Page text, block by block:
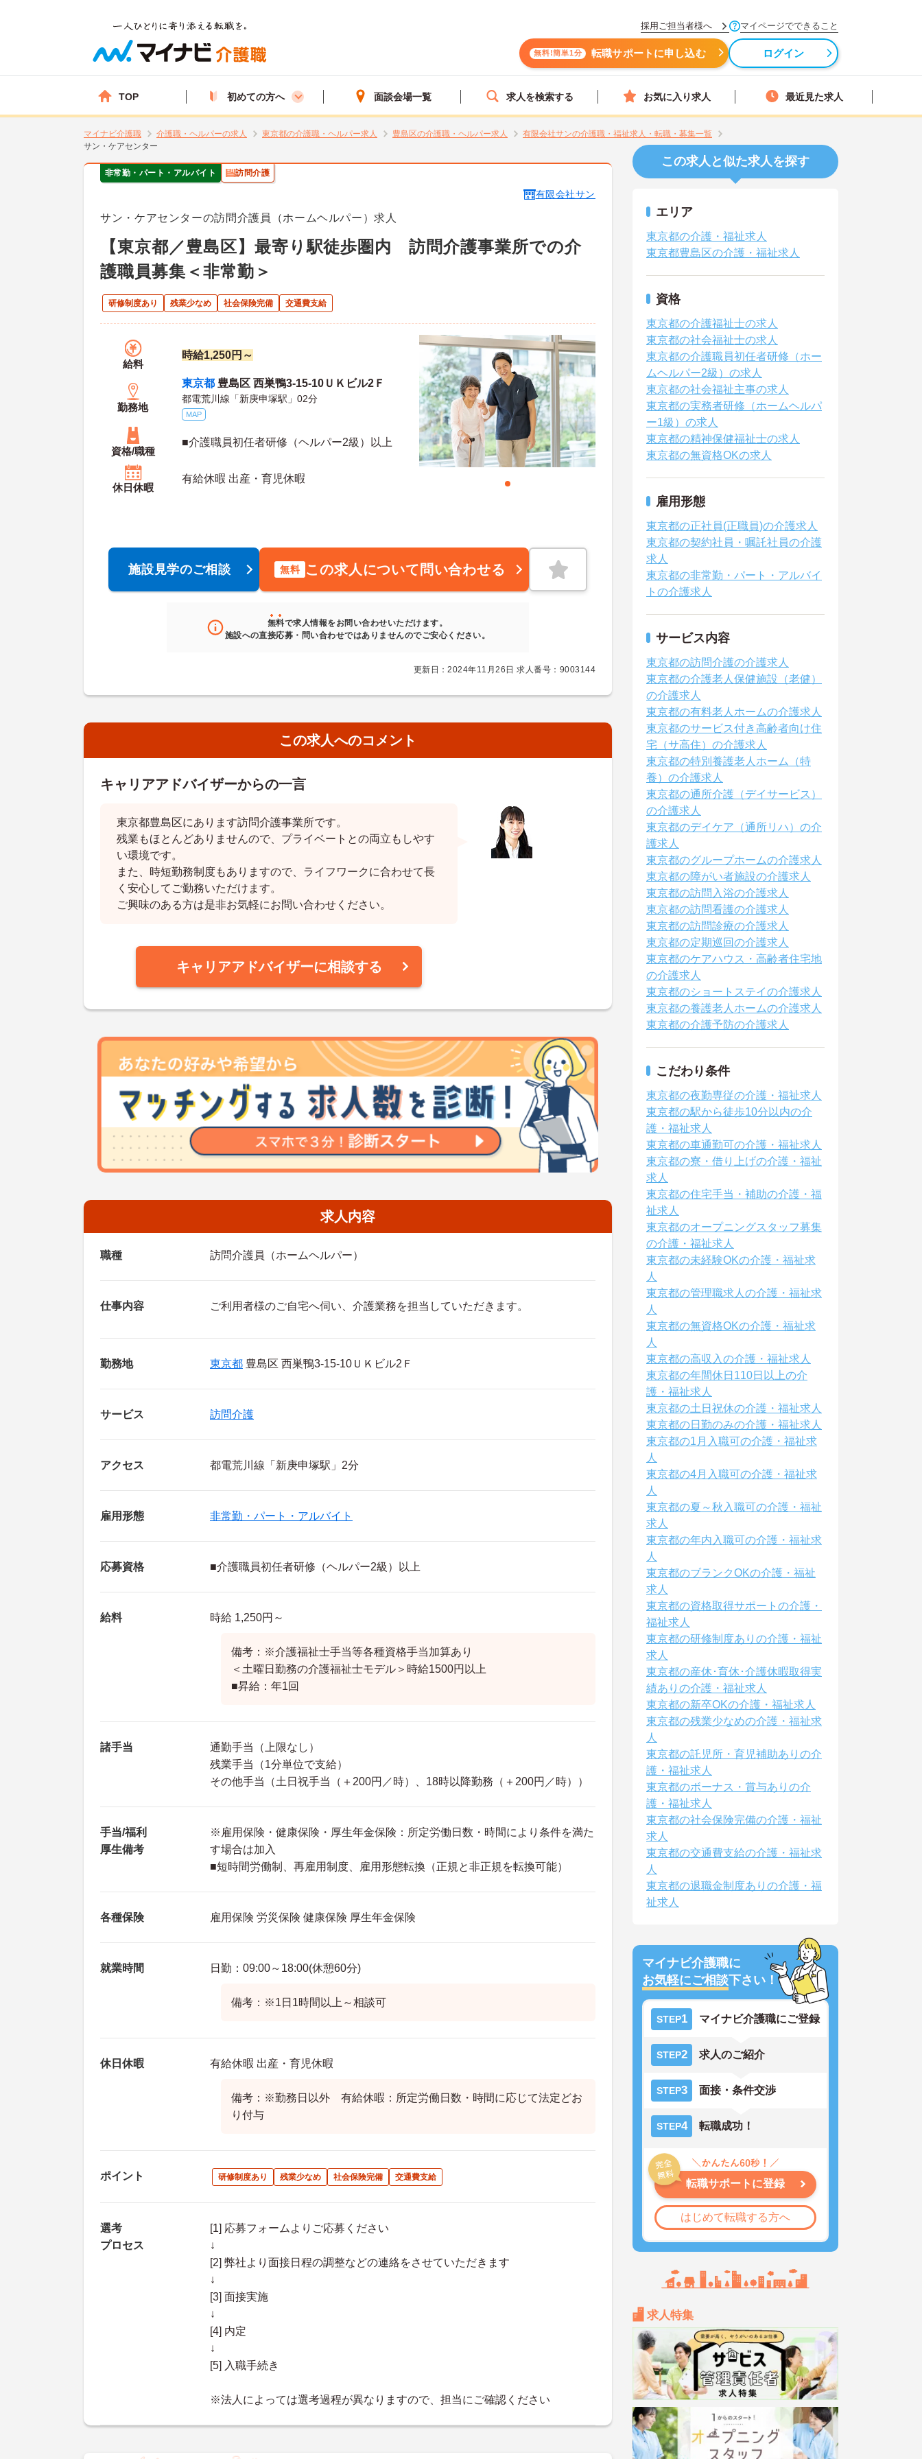
採用ご担当者様へ マイページでできること
無料!簡単1分 転職サポートに申し込む ログイン
TOP 初めての方へ 面談会場一覧 求人を検索する お気に入り求人 最近見た求人
マイナビ介護職 介護職・ヘルパーの求人 東京都の介護職・ヘルパー求人 豊島区の介護職・ヘルパー求人
有限会社サンの介護職・福祉求人・転職・募集一覧
サン・ケアセンター
非常勤・パート・アルバイト 訪問介護
有限会社サン
サン・ケアセンターの訪問介護員（ホームヘルパー）求人
【東京都／豊島区】最寄り駅徒歩圏内 訪問介護事業所での介
護職員募集＜非常勤＞
研修制度あり 残業少なめ 社会保険完備 交通費支給
給料
時給1,250円～
勤務地
東京都 豊島区 西巣鴨3-15-10ＵＫビル2Ｆ
都電荒川線「新庚申塚駅」02分
MAP
資格/職種
■介護職員初任者研修（ヘルパー2級）以上
休日休暇
有給休暇 出産・育児休暇
施設見学のご相談 無料 この求人について問い合わせる
無料で求人情報をお問い合わせいただけます。
施設への直接応募・問い合わせではありませんのでご安心ください。
更新日：2024年11月26日 求人番号：9003144
この求人へのコメント
キャリアアドバイザーからの一言
東京都豊島区にあります訪問介護事業所です。
残業もほとんどありませんので、プライベートとの両立もしやす
い環境です。
また、時短勤務制度もありますので、ライフワークに合わせて長
く安心してご勤務いただけます。
ご興味のある方は是非お気軽にお問い合わせください。
キャリアアドバイザーに相談する
求人内容
職種 訪問介護員（ホームヘルパー）
仕事内容 ご利用者様のご自宅へ伺い、介護業務を担当していただきます。
勤務地 東京都 豊島区 西巣鴨3-15-10ＵＫビル2Ｆ
サービス 訪問介護
アクセス 都電荒川線「新庚申塚駅」2分
雇用形態 非常勤・パート・アルバイト
応募資格 ■介護職員初任者研修（ヘルパー2級）以上
給料 時給 1,250円～
備考：※介護福祉士手当等各種資格手当加算あり
＜土曜日勤務の介護福祉士モデル＞時給1500円以上
■昇給：年1回
諸手当
通勤手当（上限なし）
残業手当（1分単位で支給）
その他手当（土日祝手当（＋200円／時）、18時以降勤務（＋200円／時））
手当/福利
厚生備考
※雇用保険・健康保険・厚生年金保険：所定労働日数・時間により条件を満た
す場合は加入
■短時間労働制、再雇用制度、雇用形態転換（正規と非正規を転換可能）
各種保険 雇用保険 労災保険 健康保険 厚生年金保険
就業時間 日勤：09:00～18:00(休憩60分)
備考：※1日1時間以上～相談可
休日休暇 有給休暇 出産・育児休暇
備考：※勤務日以外 有給休暇：所定労働日数・時間に応じて法定どお
り付与
ポイント 研修制度あり 残業少なめ 社会保険完備 交通費支給
選考
プロセス
[1] 応募フォームよりご応募ください
↓
[2] 弊社より面接日程の調整などの連絡をさせていただきます
↓
[3] 面接実施
↓
[4] 内定
↓
[5] 入職手続き
※法人によっては選考過程が異なりますので、担当にご確認ください
この求人と似た求人を探す
エリア
東京都の介護・福祉求人
東京都豊島区の介護・福祉求人
資格
東京都の介護福祉士の求人
東京都の社会福祉士の求人
東京都の介護職員初任者研修（ホー
ムヘルパー2級）の求人
東京都の社会福祉主事の求人
東京都の実務者研修（ホームヘルパ
ー1級）の求人
東京都の精神保健福祉士の求人
東京都の無資格OKの求人
雇用形態
東京都の正社員(正職員)の介護求人
東京都の契約社員・嘱託社員の介護
求人
東京都の非常勤・パート・アルバイ
トの介護求人
サービス内容
東京都の訪問介護の介護求人
東京都の介護老人保健施設（老健）
の介護求人
東京都の有料老人ホームの介護求人
東京都のサービス付き高齢者向け住
宅（サ高住）の介護求人
東京都の特別養護老人ホーム（特
養）の介護求人
東京都の通所介護（デイサービス）
の介護求人
東京都のデイケア（通所リハ）の介
護求人
東京都のグループホームの介護求人
東京都の障がい者施設の介護求人
東京都の訪問入浴の介護求人
東京都の訪問看護の介護求人
東京都の訪問診療の介護求人
東京都の定期巡回の介護求人
東京都のケアハウス・高齢者住宅地
の介護求人
東京都のショートステイの介護求人
東京都の養護老人ホームの介護求人
東京都の介護予防の介護求人
こだわり条件
東京都の夜勤専従の介護・福祉求人
東京都の駅から徒歩10分以内の介
護・福祉求人
東京都の車通勤可の介護・福祉求人
東京都の寮・借り上げの介護・福祉
求人
東京都の住宅手当・補助の介護・福
祉求人
東京都のオープニングスタッフ募集
の介護・福祉求人
東京都の未経験OKの介護・福祉求
人
東京都の管理職求人の介護・福祉求
人
東京都の無資格OKの介護・福祉求
人
東京都の高収入の介護・福祉求人
東京都の年間休日110日以上の介
護・福祉求人
東京都の土日祝休の介護・福祉求人
東京都の日勤のみの介護・福祉求人
東京都の1月入職可の介護・福祉求
人
東京都の4月入職可の介護・福祉求
人
東京都の夏～秋入職可の介護・福祉
求人
東京都の年内入職可の介護・福祉求
人
東京都のブランクOKの介護・福祉
求人
東京都の資格取得サポートの介護・
福祉求人
東京都の研修制度ありの介護・福祉
求人
東京都の産休･育休･介護休暇取得実
績ありの介護・福祉求人
東京都の新卒OKの介護・福祉求人
東京都の残業少なめの介護・福祉求
人
東京都の託児所・育児補助ありの介
護・福祉求人
東京都のボーナス・賞与ありの介
護・福祉求人
東京都の社会保険完備の介護・福祉
求人
東京都の交通費支給の介護・福祉求
人
東京都の退職金制度ありの介護・福
祉求人
マイナビ介護職に
お気軽にご相談下さい！
STEP1 マイナビ介護職にご登録
STEP2 求人のご紹介
STEP3 面接・条件交渉
STEP4 転職成功！
転職サポートに登録
はじめて転職する方へ
求人特集